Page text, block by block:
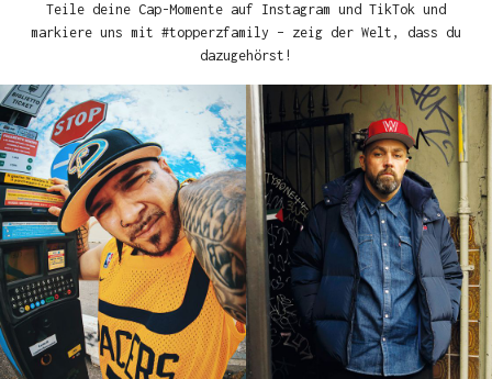
Teile deine Cap-Momente auf Instagram und TikTok und
markiere uns mit #topperzfamily – zeig der Welt, dass du
dazugehörst!